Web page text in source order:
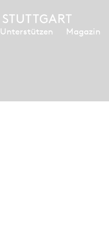
Unterstützen Magazin